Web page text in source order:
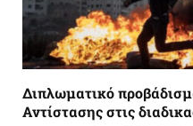
Διπλωματικό
Αντίστασης στις